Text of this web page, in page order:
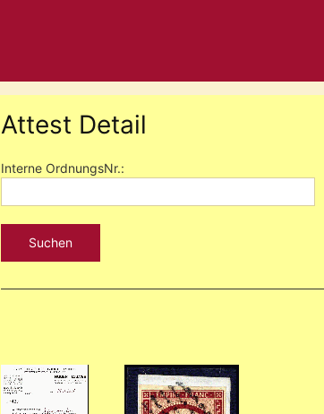
Attest Detail
Interne OrdnungsNr.:
Suchen